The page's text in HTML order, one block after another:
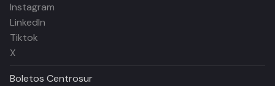
Instagram
LinkedIn
Tiktok
X
Boletos Centrosur